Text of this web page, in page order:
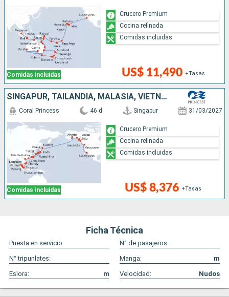
Comidas incluidas US$ 11,490 +Tasas
Crucero Premium
Cocina refinada
Comidas incluidas
SINGAPUR, TAILANDIA, MALASIA, VIETNAM, CHINA, TAIWÁN, JAPÓN, ESTADOS UNIDOS, CANADÁ
Comidas incluidas
Coral Princess 46 d Singapur 31/03/2027
US$ 8,376 +Tasas
Crucero Premium
Cocina refinada
Comidas incluidas
Ficha Técnica
Puesta en servicio:
N° de pasajeros:
N° tripunlates:
Manga:
m
Eslora:
m Velocidad: Nudos